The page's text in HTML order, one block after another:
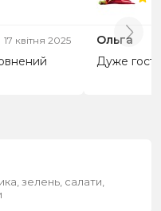
17 квітня 2025
Ольга
Дуже
зелень, салати,